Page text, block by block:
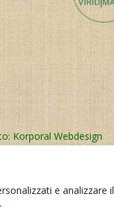
e analizzare il
Korporal Webdesign